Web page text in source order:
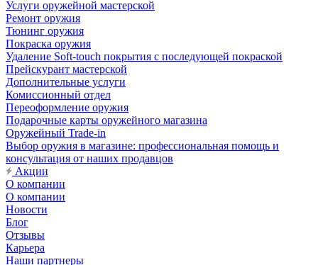
Услуги оружейной мастерской
Ремонт оружия
Тюнинг оружия
Покраска оружия
Удаление Soft-touch покрытия с последующей покраской
Прейскурант мастерской
Дополнительные услуги
Комиссионный отдел
Переоформление оружия
Подарочные карты оружейного магазина
Оружейный Trade-in
Выбор оружия в магазине: профессиональная помощь и
консультация от наших продавцов
Акции
О компании
О компании
Новости
Блог
Отзывы
Карьера
Наши партнеры